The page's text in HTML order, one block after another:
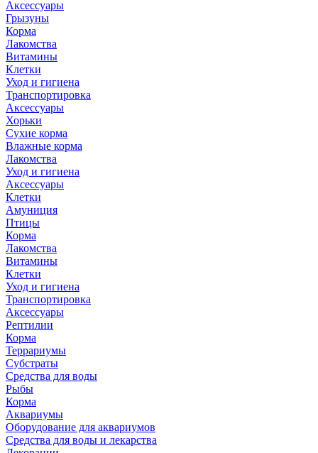
Аксессуары
Грызуны
Корма
Лакомства
Витамины
Клетки
Уход и гигиена
Транспортировка
Аксессуары
Хорьки
Сухие корма
Влажные корма
Лакомства
Уход и гигиена
Аксессуары
Клетки
Амуниция
Птицы
Корма
Лакомства
Витамины
Клетки
Уход и гигиена
Транспортировка
Аксессуары
Рептилии
Корма
Террариумы
Субстраты
Средства для воды
Рыбы
Корма
Аквариумы
Оборудование для аквариумов
Средства для воды и лекарства